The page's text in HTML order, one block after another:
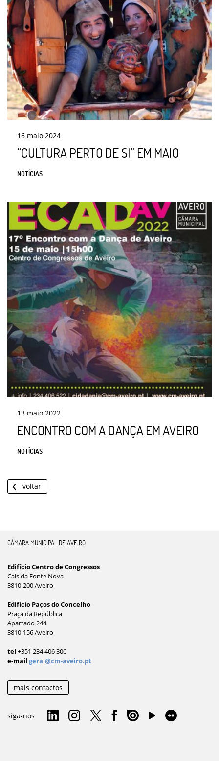
16 maio 2024
“CULTURA PERTO DE SI” EM MAIO
NOTÍCIAS
13 maio 2022
ENCONTRO COM A DANÇA EM AVEIRO
NOTÍCIAS
voltar
CÂMARA MUNICIPAL DE AVEIRO
Edifício Centro de Congressos
Cais da Fonte Nova
3810-200 Aveiro
Edifício Paços do Concelho
Praça da República
Apartado 244
3810-156 Aveiro
tel +351 234 406 300
e-mail geral@cm-aveiro.pt
mais contactos
siga-nos